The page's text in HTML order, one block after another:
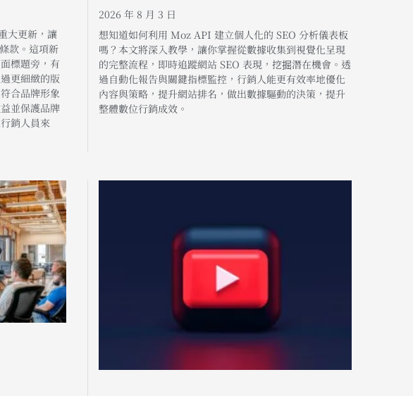
大更新，讓
款。這項新
標題旁，有
更細緻的版
合品牌形象
並保護品牌
銷人員來
2026 年 8 月 3 日
想知道如何利用 Moz API 建立個人化的 SEO 分析儀表板
嗎？本文將深入教學，讓你掌握從數據收集到視覺化呈現
的完整流程，即時追蹤網站 SEO 表現，挖掘潛在機會。透
過自動化報告與關鍵指標監控，行銷人能更有效率地優化
內容與策略，提升網站排名，做出數據驅動的決策，提升
整體數位行銷成效。